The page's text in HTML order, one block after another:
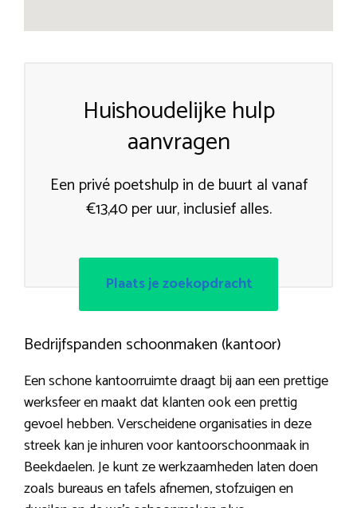
Huishoudelijke hulp
aanvragen
Een privé poetshulp in de buurt al vanaf
€13,40 per uur, inclusief alles.
Plaats je zoekopdracht
Bedrijfspanden schoonmaken (kantoor)
Een schone kantoorruimte draagt bij aan een prettige
werksfeer en maakt dat klanten ook een prettig
gevoel hebben. Verscheidene organisaties in deze
streek kan je inhuren voor kantoorschoonmaak in
Beekdaelen. Je kunt ze werkzaamheden laten doen
zoals bureaus en tafels afnemen, stofzuigen en